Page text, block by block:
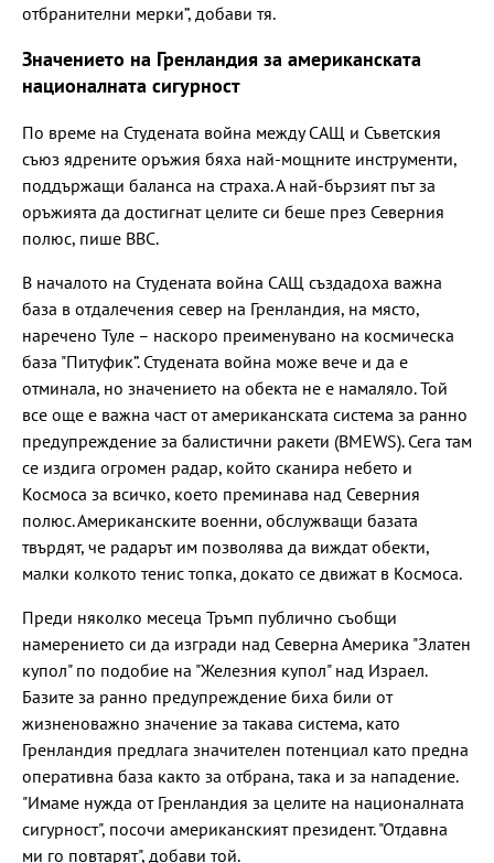
отбранителни мерки”, добави тя.
Значението на Гренландия за американската
националната сигурност
По време на Студената война между САЩ и Съветския
съюз ядрените оръжия бяха най-мощните инструменти,
поддържащи баланса на страха. А най-бързият път за
оръжията да достигнат целите си беше през Северния
полюс, пише ВВС.
В началото на Студената война САЩ създадоха важна
база в отдалечения север на Гренландия, на място,
наречено Туле – наскоро преименувано на космическа
база "Питуфик”. Студената война може вече и да е
отминала, но значението на обекта не е намаляло. Той
все още е важна част от американската система за ранно
предупреждение за балистични ракети (BMEWS). Сега там
се издига огромен радар, който сканира небето и
Космоса за всичко, което преминава над Северния
полюс. Американските военни, обслужващи базата
твърдят, че радарът им позволява да виждат обекти,
малки колкото тенис топка, докато се движат в Космоса.
Преди няколко месеца Тръмп публично съобщи
намерението си да изгради над Северна Америка "Златен
купол" по подобие на "Железния купол" над Израел.
Базите за ранно предупреждение биха били от
жизненоважно значение за такава система, като
Гренландия предлага значителен потенциал като предна
оперативна база както за отбрана, така и за нападение.
"Имаме нужда от Гренландия за целите на националната
сигурност", посочи американският президент. "Отдавна
ми го повтарят", добави той.